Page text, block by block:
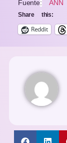
Fuente: ANN
Share this:
Reddit